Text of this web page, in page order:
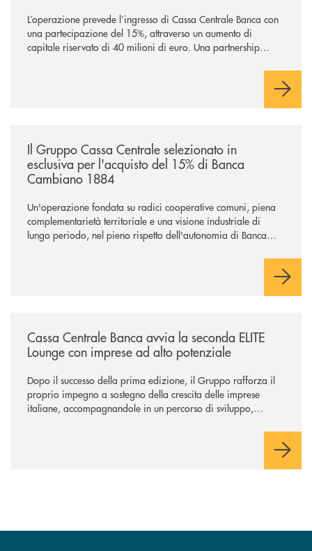
L’operazione prevede l’ingresso di Cassa Centrale Banca con
una partecipazione del 15%, attraverso un aumento di
capitale riservato di 40 milioni di euro. Una partnership
comuni e sulla prossimità ai territori, per ampliare l’offerta e
Il Gruppo Cassa Centrale selezionato in
esclusiva per l'acquisto del 15% di Banca
Cambiano 1884
Un'operazione fondata su radici cooperative comuni, piena
complementarietà territoriale e una visione industriale di
lungo periodo, nel pieno rispetto dell'autonomia di Banca
negoziazione esclusiva per la finalizzazione dell’operazione.
Cassa Centrale Banca avvia la seconda ELITE
Lounge con imprese ad alto potenziale
Dopo il successo della prima edizione, il Gruppo rafforza il
proprio impegno a sostegno della crescita delle imprese
italiane, accompagnandole in un percorso di sviluppo,